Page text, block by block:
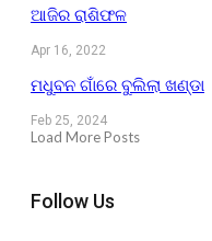
ଆଜିର ରାଶିଫଳ
Apr 16, 2022
ମଧୁବନ ଗାଁରେ ବୁଲିଲା ଖଣ୍ଡା
Feb 25, 2024
Load More Posts
Follow Us